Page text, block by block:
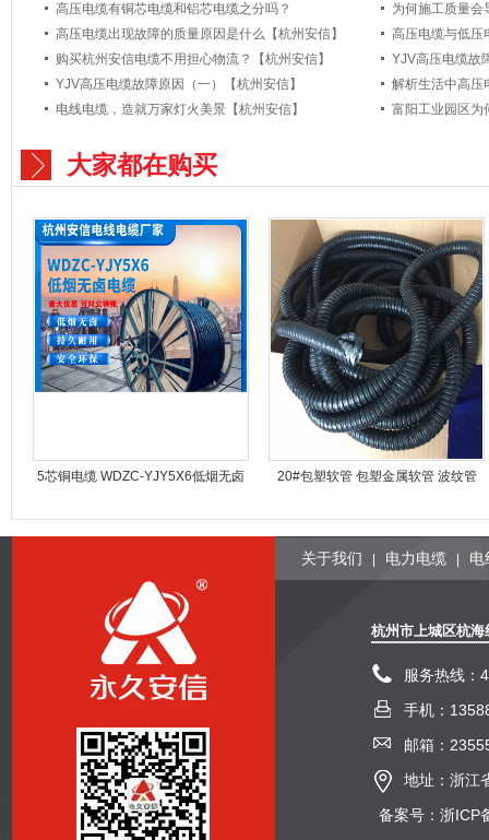
高压电缆有铜芯电缆和铝芯电缆之分吗？
为何施工质量会
高压电缆出现故障的质量原因是什么【杭州安信】
高压电缆与低压
购买杭州安信电缆不用担心物流？【杭州安信】
YJV高压电缆故
YJV高压电缆故障原因（一）【杭州安信】
解析生活中高压
电线电缆，造就万家灯火美景【杭州安信】
大家都在购买
5芯铜电缆 WDZC-YJY5X6低烟无卤
20#包塑软管 包塑金属软管 波纹管
关于我们 电力电缆 电
杭州市上城区杭海
服务热线：
手机：
邮箱：
地址：浙江
备案号：浙ICP